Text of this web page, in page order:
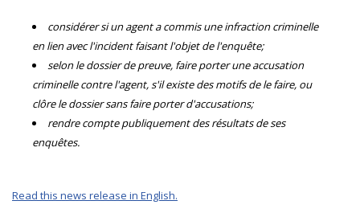
considérer si un agent a commis une infraction criminelle
en lien avec l'incident faisant l'objet de l'enquête;
selon le dossier de preuve, faire porter une accusation
criminelle contre l'agent, s'il existe des motifs de le faire, ou
clôre le dossier sans faire porter d'accusations;
rendre compte publiquement des résultats de ses
enquêtes.
Read this news release in English.